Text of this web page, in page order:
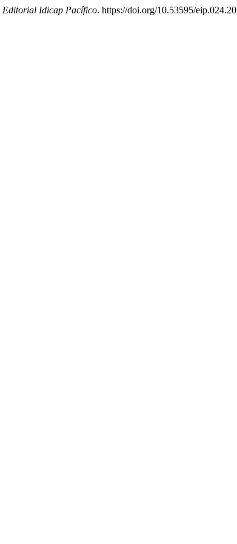
Editorial Idicap Pacífico. https://doi.org/10.53595/